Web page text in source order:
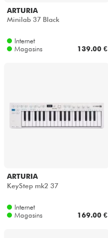
Violons & Quatuor
Packs
ARTURIA
Minilab 37 Black
Internet
Magasins
139.00 €
ARTURIA
KeyStep mk2 37
Internet
Magasins
169.00 €